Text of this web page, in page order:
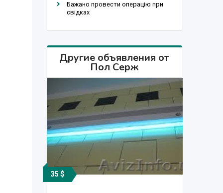
Бажано провести операцію при
свідках
Другие объявления от
Пол Серж
60 $
50 $
175 сўм
35 $ 300 $
100 $
600 $
300 $
300 $
50 $
60 $
50 $